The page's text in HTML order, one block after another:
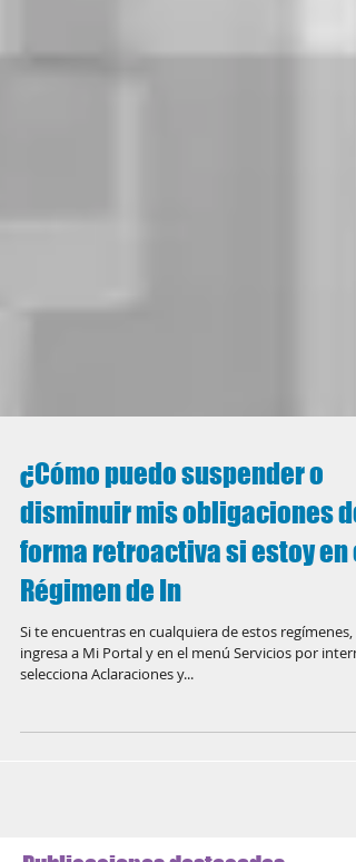
¿Cómo puedo suspender o
disminuir mis obligaciones de
forma retroactiva si estoy en
Régimen de In
selecciona Aclaraciones y...